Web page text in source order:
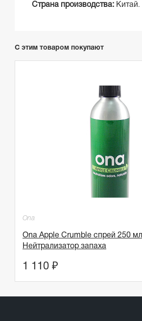
Страна производства: Китай .
С этим товаром покупают
Ona
Ona Apple Crumble спрей 250 мл
Нейтрализатор запаха
1 110 ₽